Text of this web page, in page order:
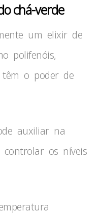
chá-verde
um elixir de
polifenóis,
têm o poder de
auxiliar na
os níveis